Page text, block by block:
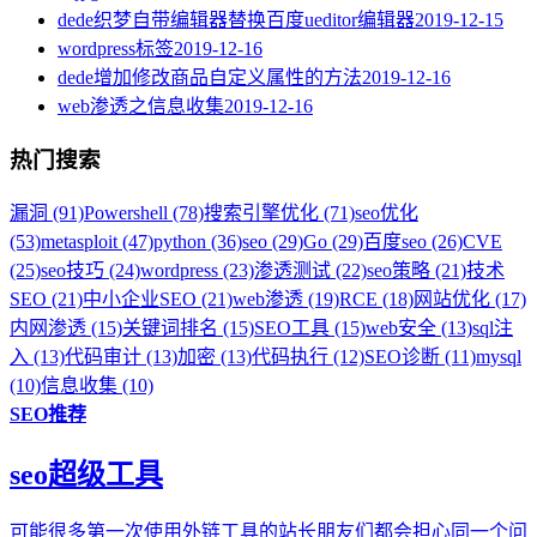
dede织梦自带编辑器替换百度ueditor编辑器2019-12-15
wordpress标签2019-12-16
dede增加修改商品自定义属性的方法2019-12-16
web渗透之信息收集2019-12-16
热门搜索
漏洞 (91)Powershell (78)搜索引擎优化 (71)seo优化
(53)metasploit (47)python (36)seo (29)Go (29)百度seo (26)CVE
(25)seo技巧 (24)wordpress (23)渗透测试 (22)seo策略 (21)技术
SEO (21)中小企业SEO (21)web渗透 (19)RCE (18)网站优化 (17)
内网渗透 (15)关键词排名 (15)SEO工具 (15)web安全 (13)sql注
入 (13)代码审计 (13)加密 (13)代码执行 (12)SEO诊断 (11)mysql
(10)信息收集 (10)
SEO推荐
seo超级工具
可能很多第一次使用外链工具的站长朋友们都会担心同一个问